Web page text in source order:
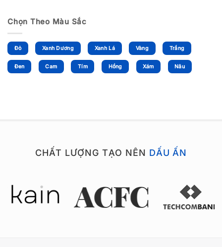
Chọn Theo Màu Sắc
Đỏ Xanh Dương Xanh Lá Vàng Trắng
Đen Cam Tím Hồng Xám Nâu
CHẤT LƯỢNG TẠO NÊN DẤU ẤN